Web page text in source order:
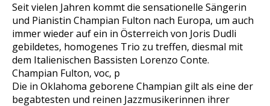
Seit vielen Jahren kommt die sensationelle Sängerin
und Pianistin Champian Fulton nach Europa, um auch
immer wieder auf ein in Österreich von Joris Dudli
gebildetes, homogenes Trio zu treffen, diesmal mit
dem Italienischen Bassisten Lorenzo Conte.
Champian Fulton, voc, p
Die in Oklahoma geborene Champian gilt als eine der
begabtesten und reinen Jazzmusikerinnen ihrer